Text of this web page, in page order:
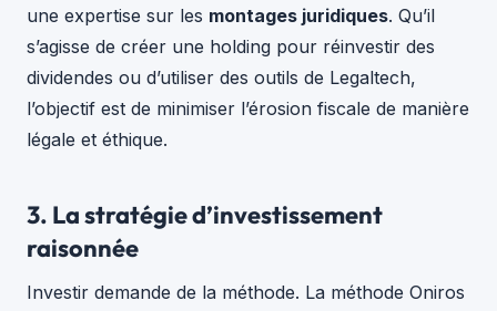
une expertise sur les montages juridiques. Qu’il
s’agisse de créer une holding pour réinvestir des
dividendes ou d’utiliser des outils de Legaltech,
l’objectif est de minimiser l’érosion fiscale de manière
légale et éthique.
3. La stratégie d’investissement
raisonnée
Investir demande de la méthode. La méthode Oniros